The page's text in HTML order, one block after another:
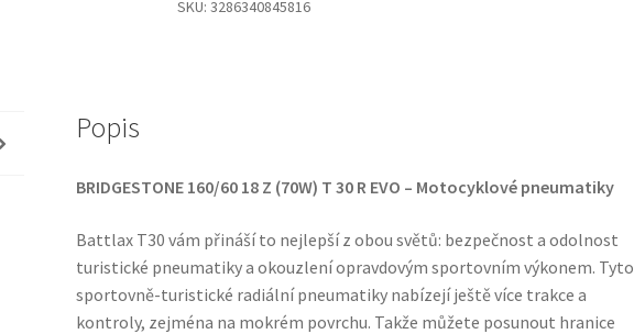
SKU:3286340845816
Popis
BRIDGESTONE 160/60 18 Z (70W) T 30 R EVO – Motocyklové pneumatiky
Battlax T30 vám přináší to nejlepší z obou světů: bezpečnost a odolnost
turistické pneumatiky a okouzlení opravdovým sportovním výkonem. Tyto
sportovně-turistické radiální pneumatiky nabízejí ještě více trakce a
kontroly, zejména na mokrém povrchu. Takže můžete posunout hranice